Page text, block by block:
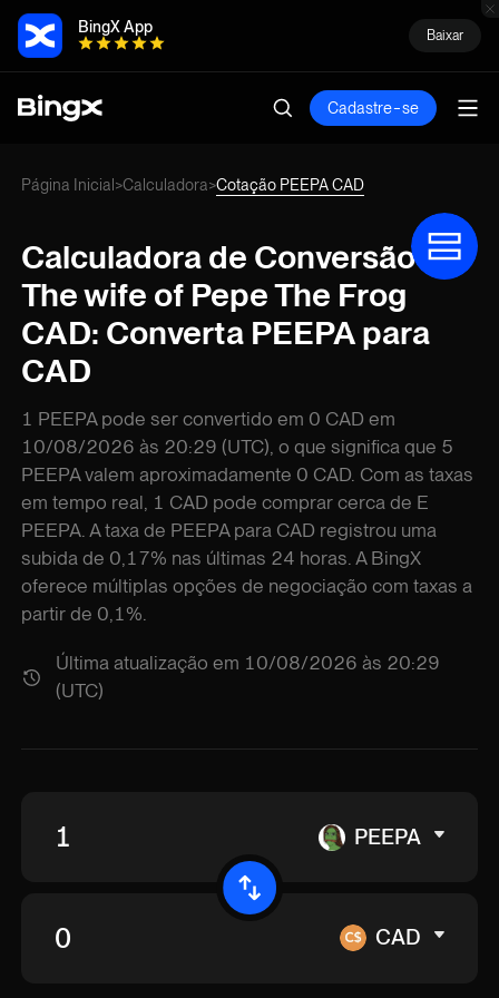
BingX App Baixar
Cadastre-se
Página Inicial >Calculadora>Cotação PEEPA CAD
Calculadora de Conversão de
The wife of Pepe The Frog
CAD: Converta PEEPA para
CAD
1 PEEPA pode ser convertido em 0 CAD em
10/08/2026 às 20:29 (UTC), o que significa que 5
PEEPA valem aproximadamente 0 CAD. Com as taxas
em tempo real, 1 CAD pode comprar cerca de E
PEEPA. A taxa de PEEPA para CAD registrou uma
subida de 0,17% nas últimas 24 horas. A BingX
oferece múltiplas opções de negociação com taxas a
partir de 0,1%.
Última atualização em 10/08/2026 às 20:29
(UTC)
PEEPA
CAD